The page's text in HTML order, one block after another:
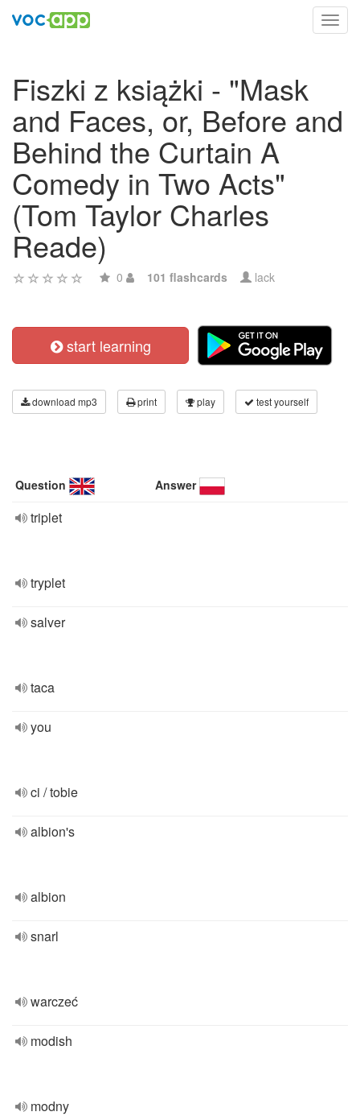
Fiszki z książki - "Mask
and Faces, or, Before and
Behind the Curtain A
Comedy in Two Acts"
(Tom Taylor Charles
Reade)
0 101 flashcards lack
start learning
download mp3 print play test yourself
Question Answer
triplet
tryplet
salver
taca
you
ci / tobie
albion's
albion
snarl
warczeć
modish
modny